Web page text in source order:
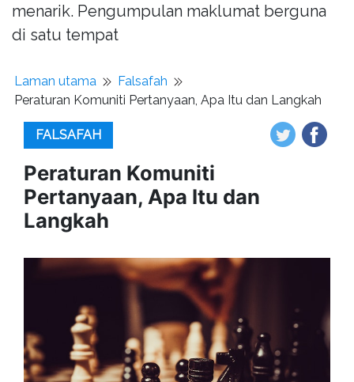
menarik. Pengumpulan maklumat berguna
di satu tempat
Laman utama
Falsafah
Peraturan Komuniti Pertanyaan, Apa Itu dan Langkah
FALSAFAH
Peraturan Komuniti
Pertanyaan, Apa Itu dan
Langkah